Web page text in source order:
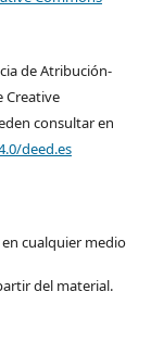
de Atribución-
Creative
consultar en
deed.es
cualquier medio
del material.